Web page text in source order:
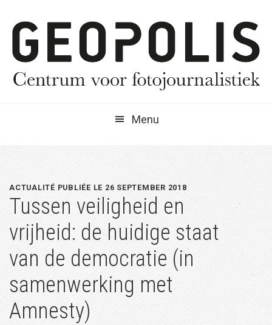
naar
hoofdnavigatie
naar
hoofd
inhoud
naar
eerste
sidebar
Menu
ACTUALITÉ PUBLIÉE LE 26 SEPTEMBER 2018
Tussen veiligheid en
vrijheid: de huidige staat
van de democratie (in
samenwerking met
Amnesty)